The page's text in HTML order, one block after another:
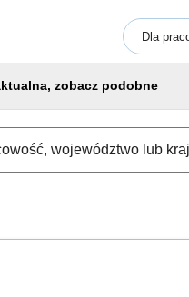
Dla
zobacz podobne